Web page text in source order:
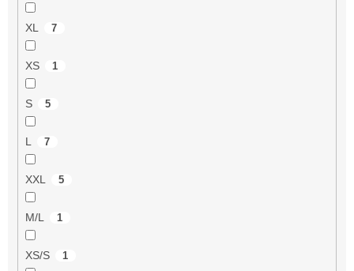
XL 7
XS 1
S 5
L 7
XXL 5
M/L 1
XS/S 1